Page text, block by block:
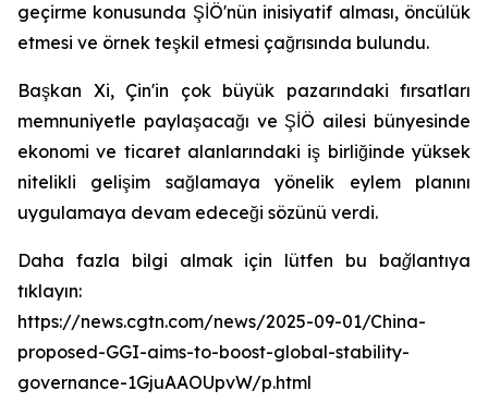
geçirme konusunda ŞİÖ'nün inisiyatif alması, öncülük
etmesi ve örnek teşkil etmesi çağrısında bulundu.
Başkan Xi, Çin'in çok büyük pazarındaki fırsatları
memnuniyetle paylaşacağı ve ŞİÖ ailesi bünyesinde
ekonomi ve ticaret alanlarındaki iş birliğinde yüksek
nitelikli gelişim sağlamaya yönelik eylem planını
uygulamaya devam edeceği sözünü verdi.
Daha fazla bilgi almak için lütfen bu bağlantıya
tıklayın:
https://news.cgtn.com/news/2025-09-01/China-
proposed-GGI-aims-to-boost-global-stability-
governance-1GjuAAOUpvW/p.html